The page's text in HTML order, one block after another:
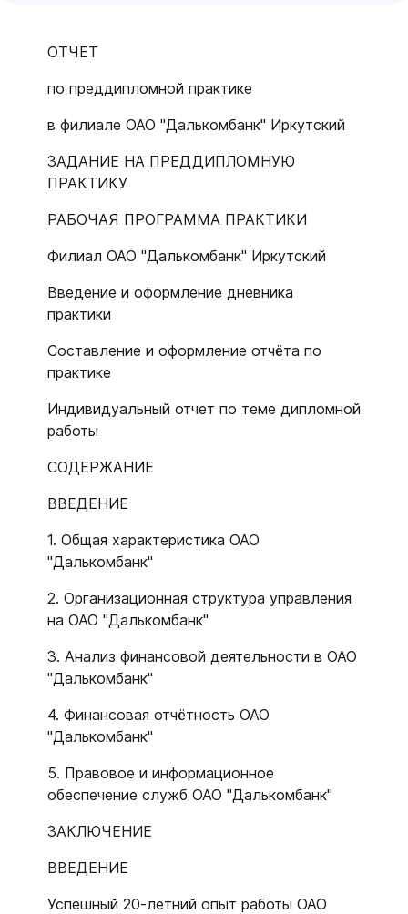
ОТЧЕТ
по преддипломной практике
в филиале ОАО "Далькомбанк" Иркутский
ЗАДАНИЕ НА ПРЕДДИПЛОМНУЮ
ПРАКТИКУ
РАБОЧАЯ ПРОГРАММА ПРАКТИКИ
Филиал ОАО "Далькомбанк" Иркутский
Введение и оформление дневника
практики
Составление и оформление отчёта по
практике
Индивидуальный отчет по теме дипломной
работы
СОДЕРЖАНИЕ
ВВЕДЕНИЕ
1. Общая характеристика ОАО
"Далькомбанк"
2. Организационная структура управления
на ОАО "Далькомбанк"
3. Анализ финансовой деятельности в ОАО
"Далькомбанк"
4. Финансовая отчётность ОАО
"Далькомбанк"
5. Правовое и информационное
обеспечение служб ОАО "Далькомбанк"
ЗАКЛЮЧЕНИЕ
ВВЕДЕНИЕ
Успешный 20-летний опыт работы ОАО